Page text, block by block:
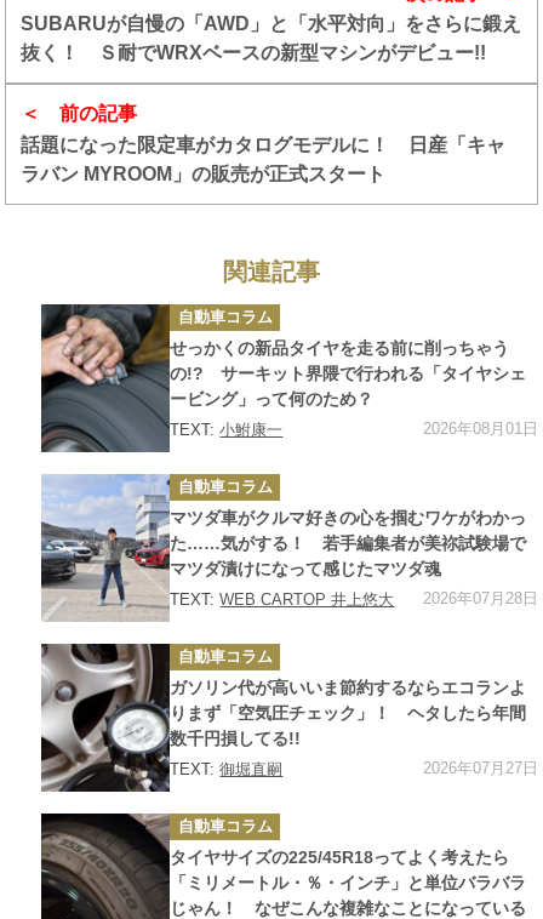
前の記事
話題になった限定車がカタログモデルに！ 日産「キャ
ラバン MYROOM」の販売が正式スタート
SUBARUが自慢の「AWD」と「水平対向」をさらに鍛え
抜く！ Ｓ耐でWRXベースの新型マシンがデビュー!!
関連記事
カ
テ
ゴ
リ
ー
自動車コラム
せっかくの新品タイヤを走る前に削っちゃう
の!? サーキット界隈で行われる「タイヤシェ
ービング」って何のため？
TEXT:小鮒康一 2026年08月01日
カ
テ
ゴ
リ
ー
自動車コラム
マツダ車がクルマ好きの心を掴むワケがわかっ
た……気がする！ 若手編集者が美祢試験場で
マツダ漬けになって感じたマツダ魂
TEXT:WEB CARTOP 井上悠大 2026年07月28日
カ
テ
ゴ
リ
ー
自動車コラム
ガソリン代が高いいま節約するならエコランよ
りまず「空気圧チェック」！ ヘタしたら年間
数千円損してる!!
TEXT:御堀直嗣 2026年07月27日
カ
テ
ゴ
リ
ー
自動車コラム
タイヤサイズの225/45R18ってよく考えたら
「ミリメートル・％・インチ」と単位バラバラ
じゃん！ なぜこんな複雑なことになっている